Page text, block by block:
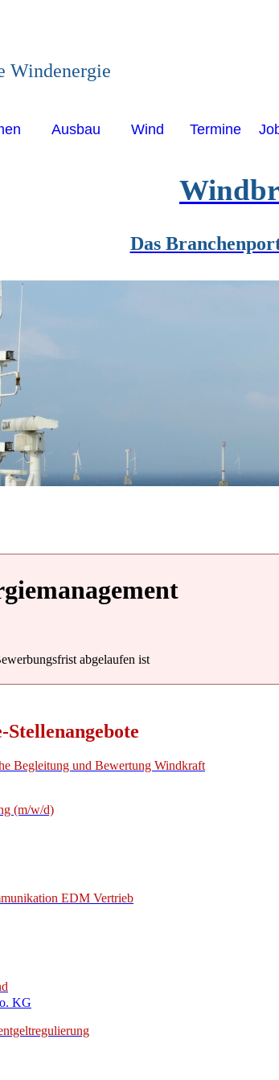
Windenergie
Ausbau Wind Termine
Das
abgelaufen ist
Begleitung und Bewertung Windkraft
(m/w/d)
EDM Vertrieb
KG